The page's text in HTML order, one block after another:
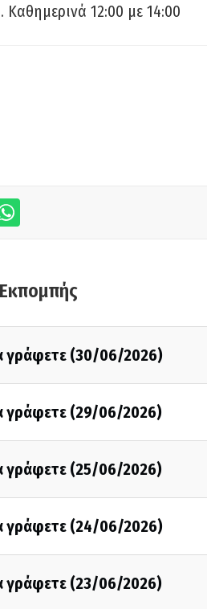
12:00 με 14:00
γράφετε (30/06/2026)
γράφετε (29/06/2026)
γράφετε (25/06/2026)
γράφετε (24/06/2026)
γράφετε (23/06/2026)